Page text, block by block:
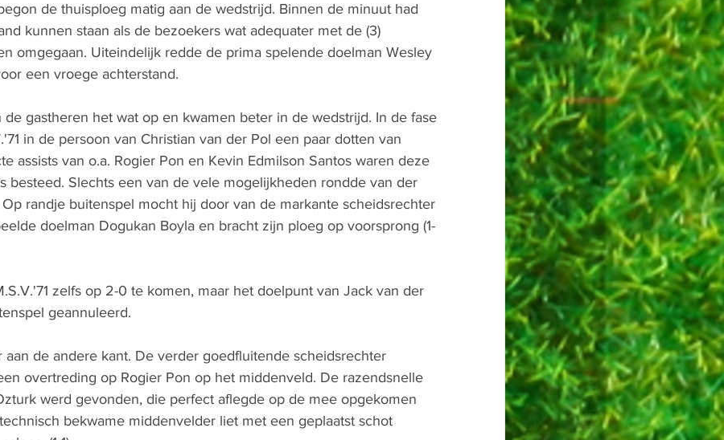
de thuisploeg matig aan de wedstrijd. Binnen de minuut had
kunnen staan als de bezoekers wat adequater met de (3)
omgegaan. Uiteindelijk redde de prima spelende doelman Wesley
een vroege achterstand.
de gastheren het wat op en kwamen beter in de wedstrijd. In de fase
in de persoon van Christian van der Pol een paar dotten van
assists van o.a. Rogier Pon en Kevin Edmilson Santos waren deze
besteed. Slechts een van de vele mogelijkheden rondde van der
randje buitenspel mocht hij door van de markante scheidsrechter
doelman Dogukan Boyla en bracht zijn ploeg op voorsprong (1-
zelfs op 2-0 te komen, maar het doelpunt van Jack van der
geannuleerd.
aan de andere kant. De verder goedfluitende scheidsrechter
overtreding op Rogier Pon op het middenveld. De razendsnelle
werd gevonden, die perfect aflegde op de mee opgekomen
bekwame middenvelder liet met een geplaatst schot